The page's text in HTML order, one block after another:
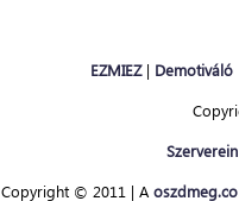
EZMIEZ| Demotiváló
Copyright © 2011 | A